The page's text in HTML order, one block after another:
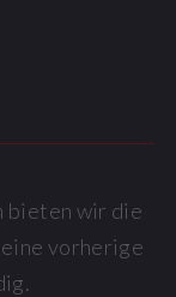
bieten wir die
vorherige